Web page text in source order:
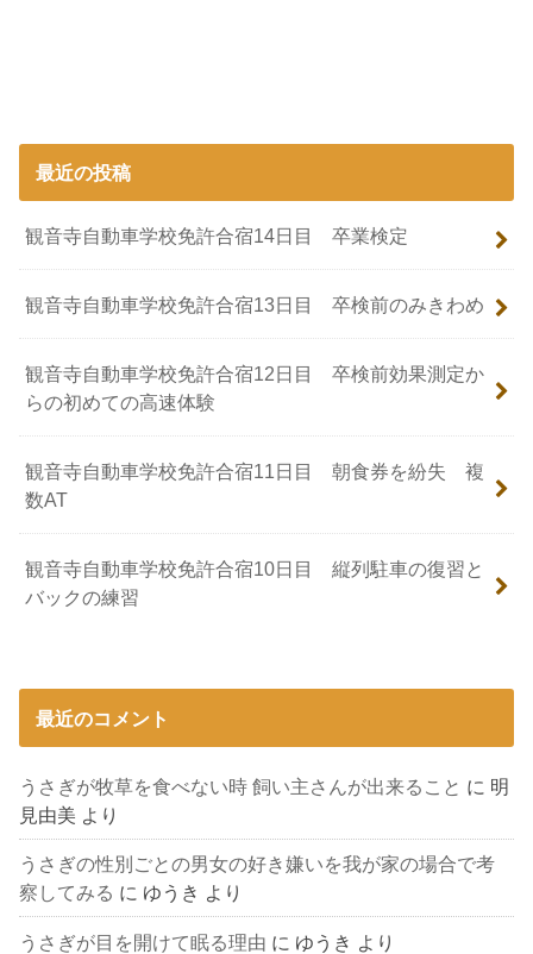
最近の投稿
観音寺自動車学校免許合宿14日目 卒業検定
観音寺自動車学校免許合宿13日目 卒検前のみきわめ
観音寺自動車学校免許合宿12日目 卒検前効果測定か
らの初めての高速体験
観音寺自動車学校免許合宿11日目 朝食券を紛失 複
数AT
観音寺自動車学校免許合宿10日目 縦列駐車の復習と
バックの練習
最近のコメント
うさぎが牧草を食べない時 飼い主さんが出来ること に 明
見由美 より
うさぎの性別ごとの男女の好き嫌いを我が家の場合で考
察してみる に ゆうき より
うさぎが目を開けて眠る理由 に ゆうき より